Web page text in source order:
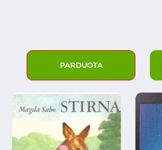
PARDUOTA